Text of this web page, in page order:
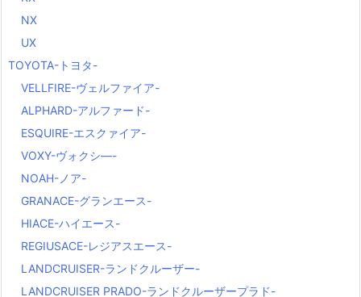
NX
UX
TOYOTA-トヨタ-
VELLFIRE-ヴェルファイア-
ALPHARD-アルファード-
ESQUIRE-エスクァイア-
VOXY-ヴォクシ―-
NOAH-ノア-
GRANACE-グランエース-
HIACE-ハイエース-
REGIUSACE-レジアスエース-
LANDCRUISER-ランドクルーザー-
LANDCRUISER PRADO-ランドクルーザープラド-